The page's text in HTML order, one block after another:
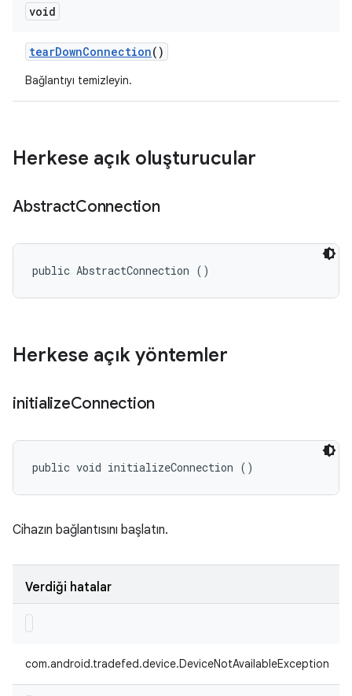
void
tearDownConnection()
Bağlantıyı temizleyin.
Herkese açık oluşturucular
AbstractConnection
public AbstractConnection ()
Herkese açık yöntemler
initializeConnection
public void initializeConnection ()
Cihazın bağlantısını başlatın.
Verdiği hatalar
com.android.tradefed.device.DeviceNotAvailableException